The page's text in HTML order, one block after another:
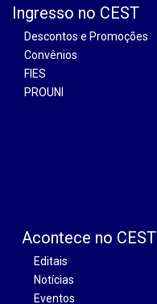
Ingresso no CEST
Descontos e Promoções
Convênios
FIES
PROUNI
Acontece no CEST
Editais
Notícias
Eventos